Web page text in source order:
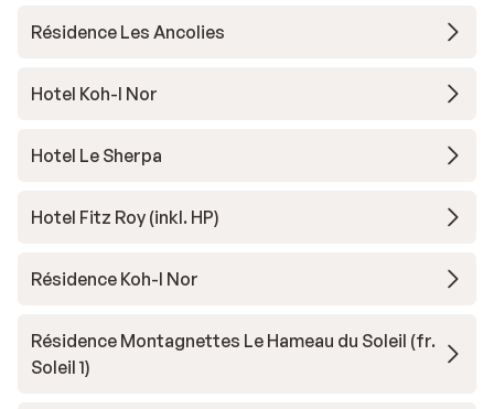
Résidence Les Ancolies
Hotel Koh-I Nor
Hotel Le Sherpa
Hotel Fitz Roy (inkl. HP)
Résidence Koh-I Nor
Résidence Montagnettes Le Hameau du Soleil (fr.
Soleil 1)